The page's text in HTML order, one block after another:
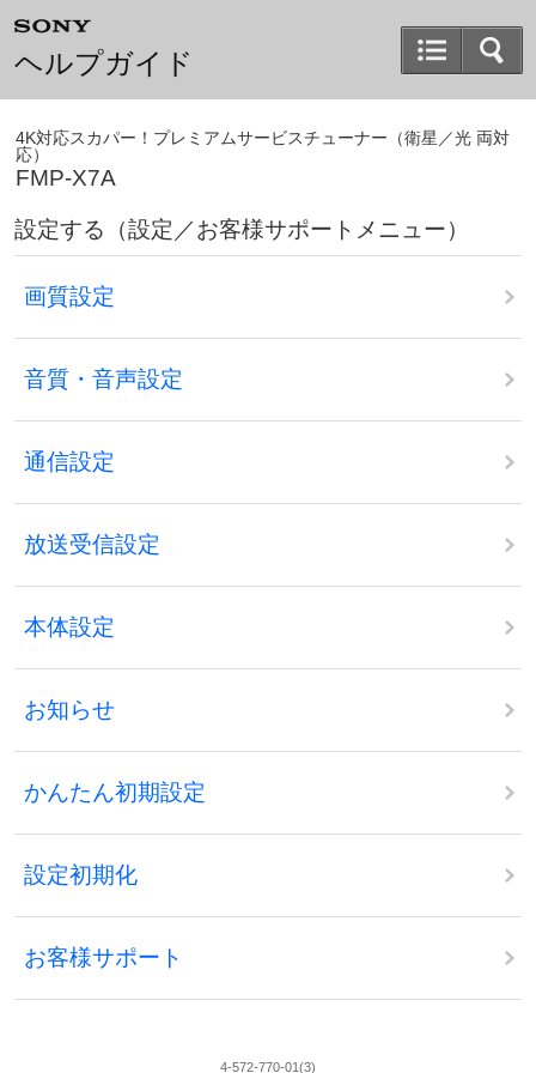
ヘルプガイド
4K対応スカパー！プレミアムサービスチューナー（衛星／光 両対
応）
FMP-X7A
設定する（設定／お客様サポートメニュー）
画質設定
音質・音声設定
通信設定
放送受信設定
本体設定
お知らせ
かんたん初期設定
設定初期化
お客様サポート
4-572-770-01(3)